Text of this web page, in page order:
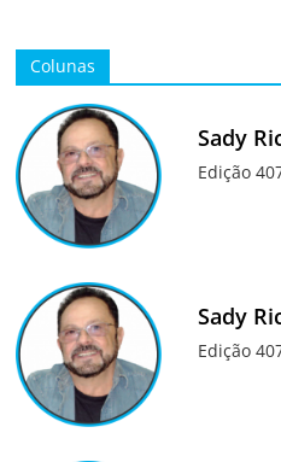
Colunas
Sady
Edição
Sady
Edição